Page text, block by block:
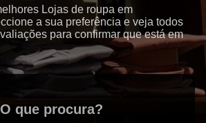
Lojas de roupa em
a sua preferência e veja todos
para confirmar que está em
O que procura?